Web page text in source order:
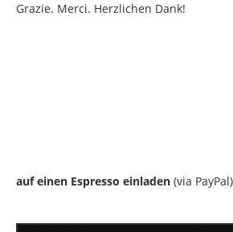
Grazie. Merci. Herzlichen Dank!
auf einen Espresso einladen (via PayPal)